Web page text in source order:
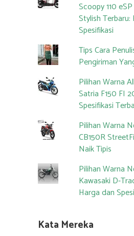
Scoopy 110
Stylish
Spesifikasi
Tips Cara
Pengiriman
Pilihan Warna
Satria F150 FI
Spesifikasi
Pilihan Warna
CB150R
Naik Tipis
Pilihan Warna
Kawasaki D-
Harga dan
Kata Mereka